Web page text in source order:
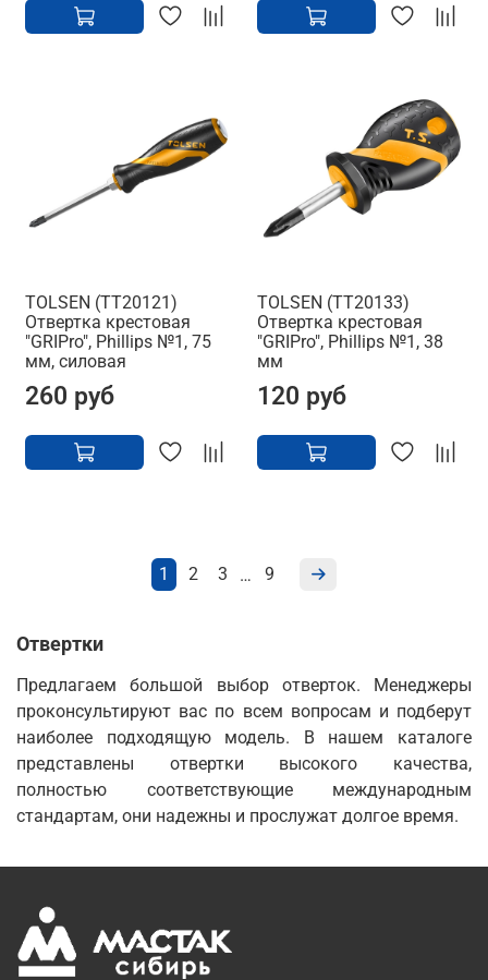
TOLSEN (TT20121)
Отвертка крестовая
"GRIPro", Phillips №1, 75
мм, силовая
260 руб
TOLSEN (TT20133)
Отвертка крестовая
"GRIPro", Phillips №1, 38
мм
120 руб
1 2 3 … 9
Отвертки
Предлагаем большой выбор отверток. Менеджеры
проконсультируют вас по всем вопросам и подберут
наиболее подходящую модель. В нашем каталоге
представлены отвертки высокого качества,
полностью соответствующие международным
стандартам, они надежны и прослужат долгое время.